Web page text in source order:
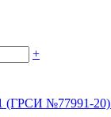
+
(ГРСИ №77991-